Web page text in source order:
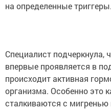
на определенные триггеры.
Специалист подчеркнула,
впервые проявляется в
происходит активная
организма. Особенно это
сталкиваются с